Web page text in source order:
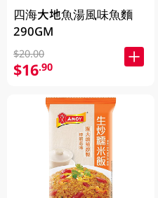
四海大地魚湯風味魚麵
290GM
$20.00
$16.90